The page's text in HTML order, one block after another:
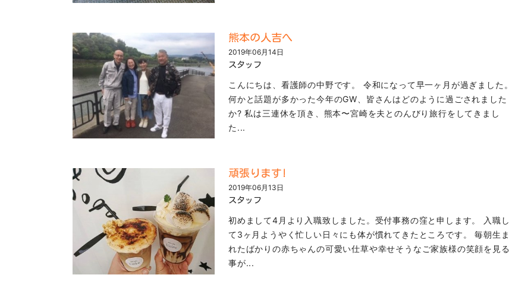
熊本の人吉へ
2019年06月14日
スタッフ
こんにちは、看護師の中野です。 令和になって早一ヶ月が過ぎました。
何かと話題が多かった今年のGW、皆さんはどのように過ごされました
か? 私は三連休を頂き、熊本〜宮崎を夫とのんびり旅行をしてきまし
た...
頑張ります!
2019年06月13日
スタッフ
初めまして4月より入職致しました。受付事務の窪と申します。 入職し
て3ヶ月ようやく忙しい日々にも体が慣れてきたところです。 毎朝生ま
れたばかりの赤ちゃんの可愛い仕草や幸せそうなご家族様の笑顔を見る
事が...